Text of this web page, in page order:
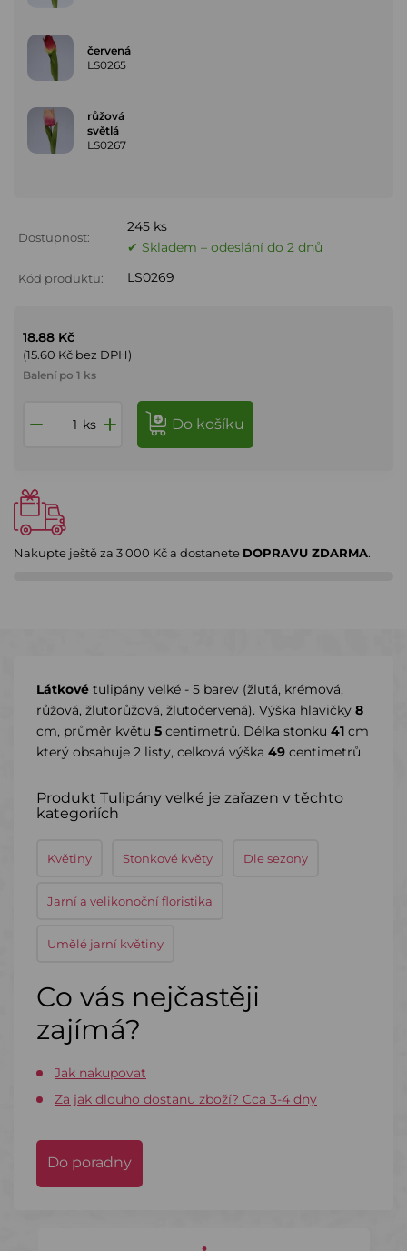
červená
LS0265
růžová
světlá
LS0267
Dostupnost:
245 ks
✔ Skladem – odeslání do 2 dnů
Kód produktu: LS0269
18.88 Kč
(15.60 Kč bez DPH)
Balení po 1 ks
ks do košíku
Nakupte ještě za 3 000 Kča dostanete DOPRAVU ZDARMA.
Látkové tulipány velké - 5 barev (žlutá, krémová,
růžová, žlutorůžová, žlutočervená). Výška hlavičky 8
cm, průměr květu 5 centimetrů. Délka stonku 41 cm
který obsahuje 2 listy, celková výška 49 centimetrů.
Produkt Tulipány velké je zařazen v těchto
kategoriích
Květiny Stonkové květy Dle sezony
Jarní a velikonoční floristika
Umělé jarní květiny
Co vás nejčastěji
zajímá?
Jak nakupovat
Za jak dlouho dostanu zboží? Cca 3-4 dny
Do poradny